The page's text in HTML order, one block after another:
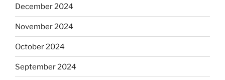
December 2024
November 2024
October 2024
September 2024